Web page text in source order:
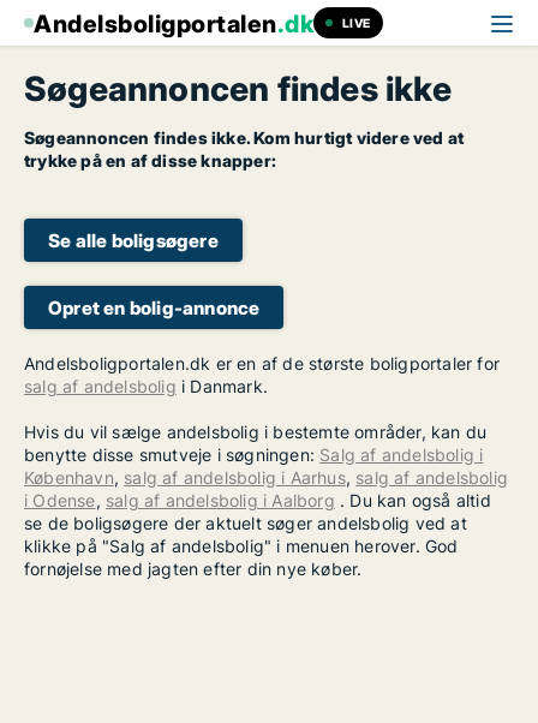
Andelsboligportalen.dk LIVE
Søgeannoncen findes ikke
Søgeannoncen findes ikke. Kom hurtigt videre ved at
trykke på en af disse knapper:
Se alle boligsøgere
Opret en bolig-annonce
Andelsboligportalen.dk er en af de største boligportaler for
salg af andelsbolig i Danmark.
Hvis du vil sælge andelsbolig i bestemte områder, kan du
benytte disse smutveje i søgningen: Salg af andelsbolig i
København, salg af andelsbolig i Aarhus, salg af andelsbolig
i Odense, salg af andelsbolig i Aalborg . Du kan også altid
se de boligsøgere der aktuelt søger andelsbolig ved at
klikke på "Salg af andelsbolig" i menuen herover. God
fornøjelse med jagten efter din nye køber.